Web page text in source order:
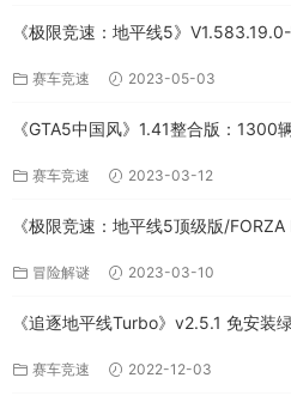
《极限竞速：地平线5》
赛车竞速 2023-05-03
《GTA5中国风》1.41整合版：1300
赛车竞速 2023-03-12
《极限竞速：地平线5顶级版/
冒险解谜 2023-03-10
《追逐地平线Turbo》v2.5.1 免安装
赛车竞速 2022-12-03